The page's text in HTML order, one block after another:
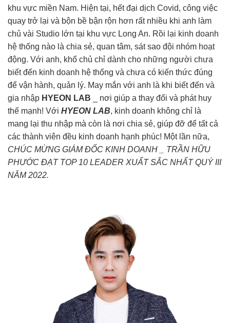
khu vực miền Nam. Hiện tại, hết đại dịch Covid, công việc
quay trở lại và bộn bề bận rộn hơn rất nhiều khi anh làm
chủ vài Studio lớn tại khu vực Long An. Rồi lại kinh doanh
hệ thống nào là chia sẻ, quan tâm, sát sao đội nhóm hoạt
động. Với anh, khổ chủ chỉ dành cho những người chưa
biết đến kinh doanh hệ thống và chưa có kiến thức đúng
để vận hành, quản lý. May mắn với anh là khi biết đến và
gia nhập HYEON LAB _ nơi giúp a thay đổi và phát huy
thế mạnh! Với HYEON LAB, kinh doanh không chỉ là
mang lại thu nhập mà còn là nơi chia sẻ, giúp đỡ để tất cả
các thành viên đều kinh doanh hạnh phúc! Một lần nữa,
CHÚC MỪNG GIÁM ĐỐC KINH DOANH _ TRẦN HỮU
PHƯỚC ĐẠT TOP 10 LEADER XUẤT SẮC NHẤT QUÝ III
NĂM 2022.